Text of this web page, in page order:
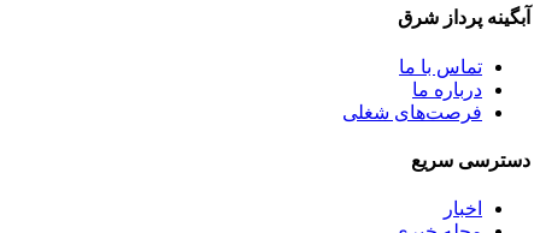
آبگینه پرداز شرق
تماس با ما
درباره ما
فرصت‌های شغلی
دسترسی سریع
اخبار